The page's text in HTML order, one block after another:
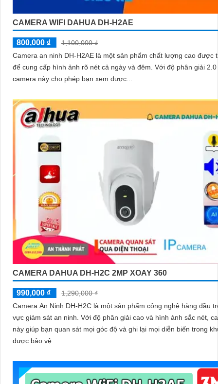
CAMERA WIFI DAHUA DH-H2AE
800,000 ₫
1,100,000 ₫
Camera an ninh DH-H2AE là một sản phẩm chất lượng cao được
để cung cấp hình ảnh rõ nét cả ngày và đêm. Với độ phân giải 2.0 MP,
camera này cho phép bạn xem được...
CAMERA DAHUA DH-H2C 2MP XOAY 360
990,000 ₫
1,290,000 ₫
Camera An Ninh DH-H2C là một sản phẩm công nghệ hàng đầu
vực giám sát an ninh. Với độ phân giải cao và hình ảnh sắc nét, camera
này giúp bạn quan sát mọi góc độ và ghi lại mọi diễn biến trong
được bảo vệ